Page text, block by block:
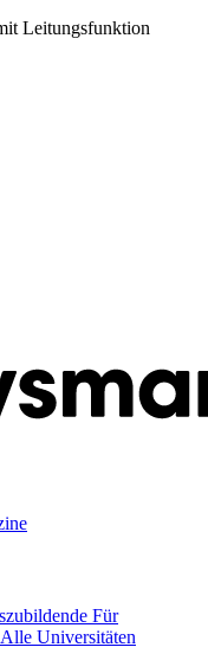
Leitungsfunktion
Für
Alle Universitäten